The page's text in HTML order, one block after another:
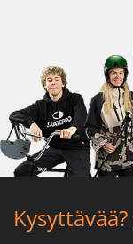
Kysyttävää?